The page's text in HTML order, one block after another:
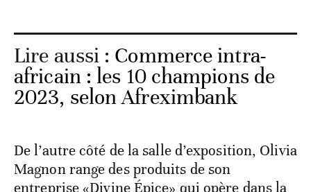
Lire aussi : Commerce intra-
africain : les 10 champions de
2023, selon Afreximbank
De l’autre côté de la salle d’exposition, Olivia
Magnon range des produits de son
entreprise «Divine Épice» qui opère dans la